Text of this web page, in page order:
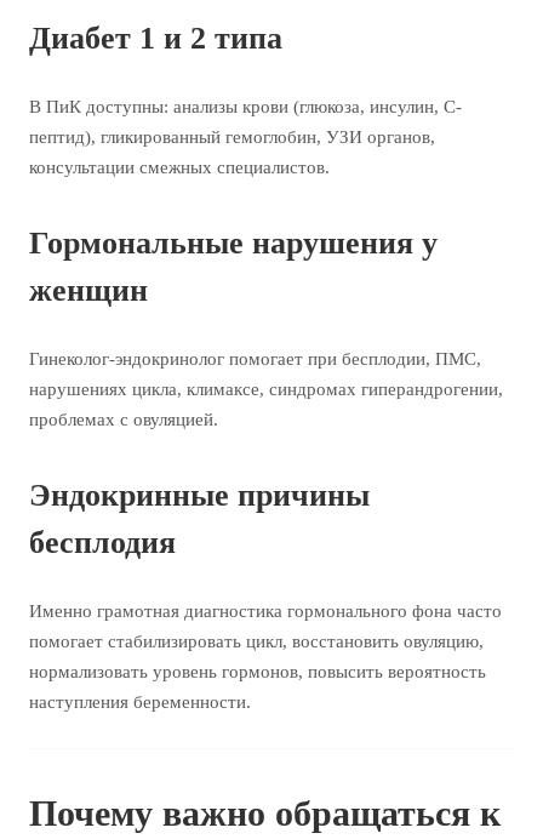
Диабет 1 и 2 типа
В ПиК доступны: анализы крови (глюкоза, инсулин, С-
пептид), гликированный гемоглобин, УЗИ органов,
консультации смежных специалистов.
Гормональные нарушения у
женщин
Гинеколог-эндокринолог помогает при бесплодии, ПМС,
нарушениях цикла, климаксе, синдромах гиперандрогении,
проблемах с овуляцией.
Эндокринные причины
бесплодия
Именно грамотная диагностика гормонального фона часто
помогает стабилизировать цикл, восстановить овуляцию,
нормализовать уровень гормонов, повысить вероятность
наступления беременности.
Почему важно обращаться к